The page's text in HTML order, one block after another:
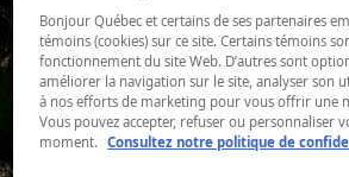
Bonjour Québec et certains de ses partenaires
témoins (cookies) sur ce site. Certains témoins
fonctionnement du site Web. D’autres sont
améliorer la navigation sur le site, analyser son
à nos efforts de marketing pour vous offrir une
Vous pouvez accepter, refuser ou personnaliser
moment.
Consultez notre politique de